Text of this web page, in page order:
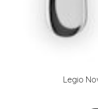
Legio